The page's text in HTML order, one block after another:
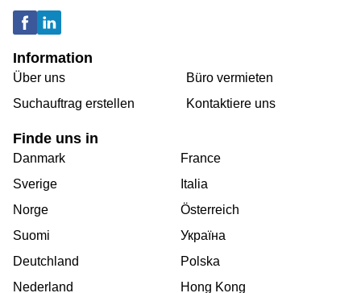
Information
Über uns
Suchauftrag erstellen
Büro vermieten
Kontaktiere uns
Finde uns in
Danmark
Sverige
Norge
Suomi
Deutchland
Nederland
France
Italia
Österreich
Україна
Polska
Hong Kong